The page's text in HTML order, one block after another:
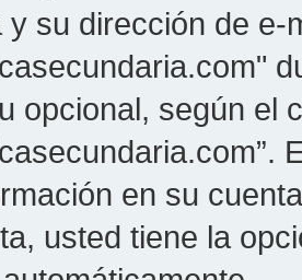
y su dirección de e-
opcional, según el
en su
usted tiene la